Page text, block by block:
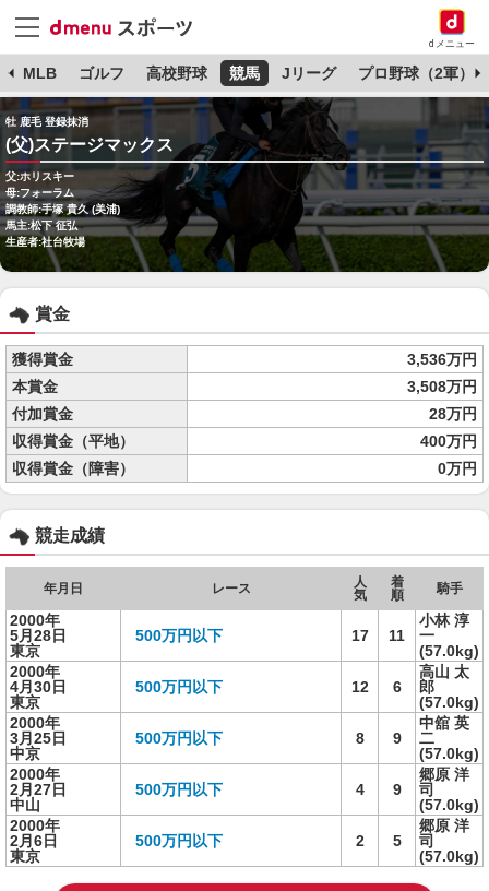
dメニュー
MLB ゴルフ 高校野球 競馬 Jリーグ プロ野球（2軍）
牡 鹿毛 登録抹消
(父)ステージマックス
父:ホリスキー
母:フォーラム
調教師:手塚 貴久 (美浦)
馬主:松下 征弘
生産者:社台牧場
賞金
獲得賞金
3,536万円
本賞金
3,508万円
付加賞金
28万円
収得賞金（平地）
400万円
収得賞金（障害）
0万円
競走成績
年月日 レース
人
気
着
順
騎手
2000年
5月28日
東京
500万円以下 17 11
小林 淳
一
(57.0kg)
2000年
4月30日
東京
500万円以下 12 6
高山 太
郎
(57.0kg)
2000年
3月25日
中京
500万円以下 8 9
中舘 英
二
(57.0kg)
2000年
2月27日
中山
500万円以下 4 9
郷原 洋
司
(57.0kg)
2000年
2月6日
東京
500万円以下 2 5
郷原 洋
司
(57.0kg)